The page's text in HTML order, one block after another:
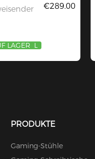
€289.00
LAGER L
PRODUKTE
Gaming-Stühle